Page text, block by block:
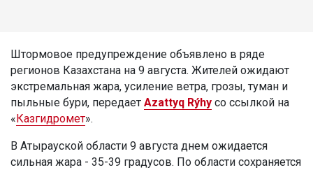
Штормовое предупреждение объявлено в ряде
регионов Казахстана на 9 августа. Жителей ожидают
экстремальная жара, усиление ветра, грозы, туман и
пыльные бури, передает Azattyq Rýhy со ссылкой на
«Казгидромет».
В Атырауской области 9 августа днем ожидается
сильная жара - 35-39 градусов. По области сохраняется